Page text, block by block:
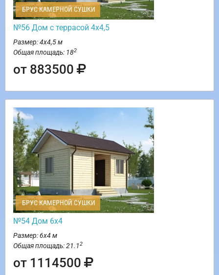
БРУС КАМЕРНОЙ СУШКИ
№56 Дом с террасой 4х4,5
Размер: 4х4,5 м
Общая площадь: 182
от 883500
БРУС КАМЕРНОЙ СУШКИ
№54 Дом 6х4
Размер: 6х4 м
Общая площадь: 21.12
от 1114500